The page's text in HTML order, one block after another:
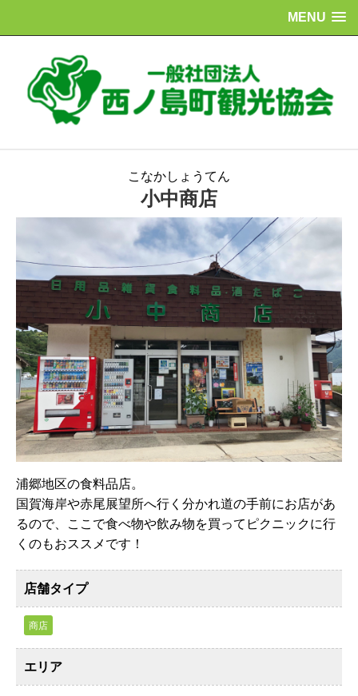
MENU
こなかしょうてん
小中商店
浦郷地区の食料品店。
国賀海岸や赤尾展望所へ行く分かれ道の手前にお店があ
るので、ここで食べ物や飲み物を買ってピクニックに行
くのもおススメです！
店舗タイプ
商店
エリア